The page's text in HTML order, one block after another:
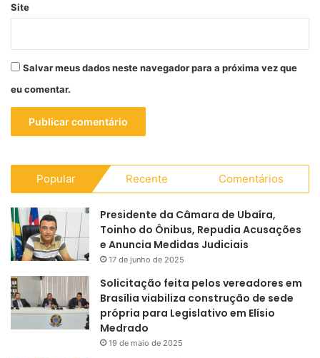
Site
Salvar meus dados neste navegador para a próxima vez que
eu comentar.
Popular Recente Comentários
Presidente da Câmara de Ubaíra,
Toinho do Ônibus, Repudia Acusações
e Anuncia Medidas Judiciais
17 de junho de 2025
Solicitação feita pelos vereadores em
Brasília viabiliza construção de sede
própria para Legislativo em Elísio
Medrado
19 de maio de 2025